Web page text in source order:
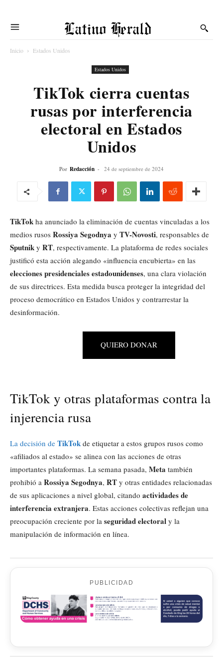
Latino Herald
Inicio Estados Unidos
Estados Unidos
TikTok cierra cuentas
rusas por interferencia
electoral en Estados
Unidos
Por Redacción - 24 de septiembre de 2024
TikTok ha anunciado la eliminación de cuentas vinculadas a los
medios rusos Rossiya Segodnya y TV-Novosti, responsables de
Sputnik y RT, respectivamente. La plataforma de redes sociales
justificó esta acción alegando «influencia encubierta» en las
elecciones presidenciales estadounidenses, una clara violación
de sus directrices. Esta medida busca proteger la integridad del
proceso democrático en Estados Unidos y contrarrestar la
desinformación.
QUIERO DONAR
TikTok y otras plataformas contra la
injerencia rusa
La decisión de TikTok de etiquetar a estos grupos rusos como
«afiliados al estado» se alinea con las acciones de otras
importantes plataformas. La semana pasada, Meta también
prohibió a Rossiya Segodnya, RT y otras entidades relacionadas
de sus aplicaciones a nivel global, citando actividades de
interferencia extranjera. Estas acciones colectivas reflejan una
preocupación creciente por la seguridad electoral y la
manipulación de información en línea.
PUBLICIDAD